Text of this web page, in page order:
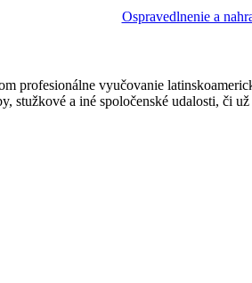
Ospravedlnenie a
profesionálne vyučovanie
stužkové a iné spoločenské udalosti, či